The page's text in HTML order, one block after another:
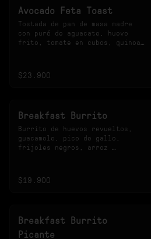
Avocado Feta Toast
Tostada de pan de masa madre
con puré de aguacate, huevo
frito, tomate en cubos, quinoa
$23.900
Breakfast Burrito
Burrito de huevos revueltos,
guacamole, pico de gallo,
frijoles negros, arroz
$19.900
Breakfast Burrito
Picante